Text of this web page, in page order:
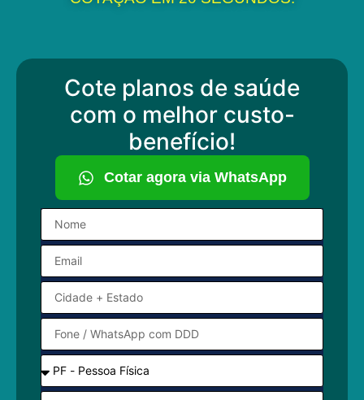
Cote planos de saúde
com o melhor custo-
benefício!
Cotar agora via WhatsApp